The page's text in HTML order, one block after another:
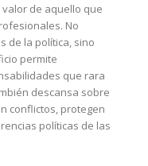
de aquello que
No
de la política, sino
permite
que rara
descansa sobre
conflictos, protegen
políticas de las